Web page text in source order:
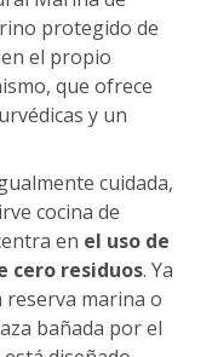
protegido de
el propio
que ofrece
y un
cuidada,
cocina de
en el uso de
cero residuos. Ya
reserva marina o
bañada por el